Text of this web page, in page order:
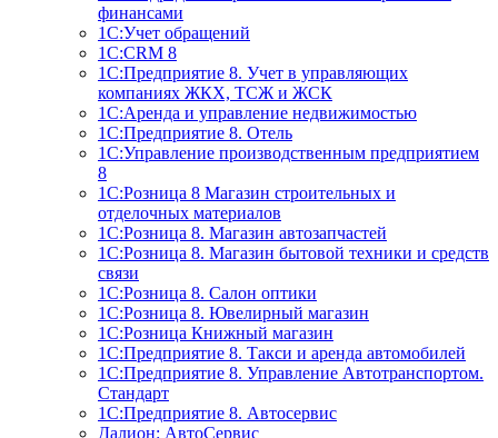
финансами
1С:Учет обращений
1C:CRM 8
1С:Предприятие 8. Учет в управляющих
компаниях ЖКХ, ТСЖ и ЖСК
1С:Аренда и управление недвижимостью
1С:Предприятие 8. Отель
1C:Управление производственным предприятием
8
1С:Розница 8 Магазин строительных и
отделочных материалов
1С:Розница 8. Магазин автозапчастей
1С:Розница 8. Магазин бытовой техники и средств
связи
1С:Розница 8. Салон оптики
1С:Розница 8. Ювелирный магазин
1С:Розница Книжный магазин
1C:Предприятие 8. Такси и аренда автомобилей
1С:Предприятие 8. Управление Автотранспортом.
Стандарт
1C:Предприятие 8. Автосервис
Далион: АвтоСервис